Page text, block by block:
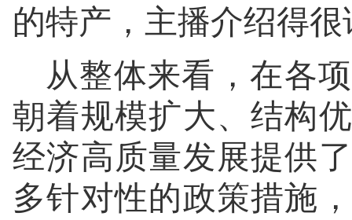
的特产，主播介绍得
从整体来看，在各
朝着规模扩大、结构
经济高质量发展提供
多针对性的政策措施